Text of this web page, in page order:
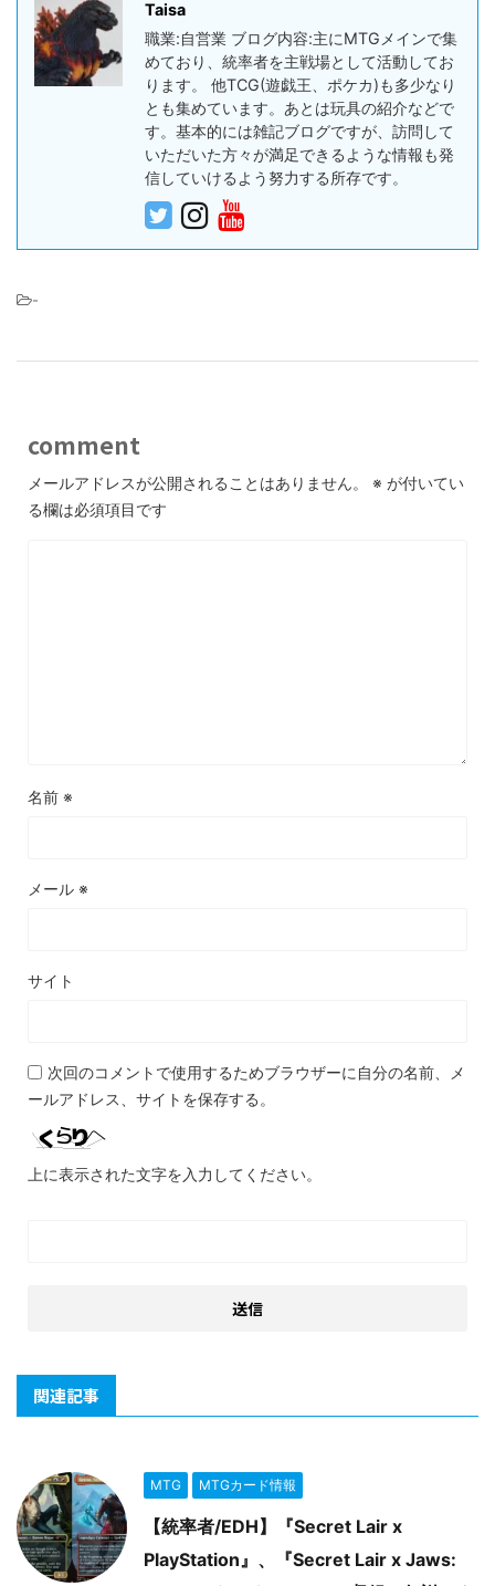
Taisa
職業:自営業 ブログ内容:主にMTGメインで集
めており、統率者を主戦場として活動してお
ります。 他TCG(遊戯王、ポケカ)も多少なり
とも集めています。あとは玩具の紹介などで
す。基本的には雑記ブログですが、訪問して
いただいた方々が満足できるような情報も発
信していけるよう努力する所存です。
-
comment
メールアドレスが公開されることはありません。 ※ が付いてい
る欄は必須項目です
名前 ※
メール ※
サイト
次回のコメントで使用するためブラウザーに自分の名前、メ
ールアドレス、サイトを保存する。
上に表示された文字を入力してください。
関連記事
MTG MTGカード情報
【統率者/EDH】『Secret Lair x
PlayStation』、『Secret Lair x Jaws: